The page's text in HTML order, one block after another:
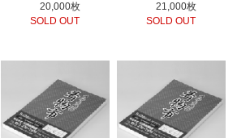
20,000枚
SOLD OUT
21,000枚
SOLD OUT